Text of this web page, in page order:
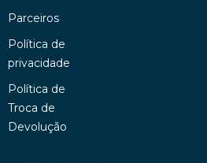
Parceiros
Política de
privacidade
Política de
Troca de
Devolução